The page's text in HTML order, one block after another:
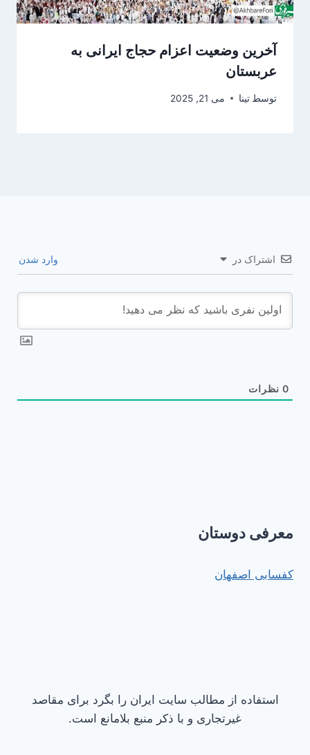
آخرین وضعیت اعزام حجاج ایرانی به
عربستان
توسط تینا می 21, 2025
اشتراک در وارد شدن
0 نظرات
معرفی دوستان
کفسابی اصفهان
استفاده از مطالب سایت ایران را بگرد برای مقاصد
غیرتجاری و با ذکر منبع بلامانع است.